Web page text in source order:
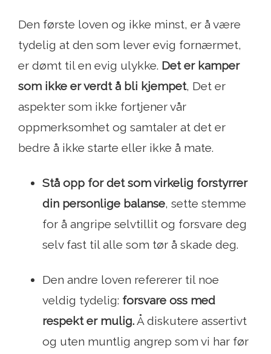
Den første loven og ikke minst, er å være
tydelig at den som lever evig fornærmet,
er dømt til en evig ulykke. Det er kamper
som ikke er verdt å bli kjempet, Det er
aspekter som ikke fortjener vår
oppmerksomhet og samtaler at det er
bedre å ikke starte eller ikke å mate.
Stå opp for det som virkelig forstyrrer
din personlige balanse, sette stemme
for å angripe selvtillit og forsvare deg
selv fast til alle som tør å skade deg.
Den andre loven refererer til noe
veldig tydelig: forsvare oss med
respekt er mulig.Å diskutere assertivt
og uten muntlig angrep som vi har før